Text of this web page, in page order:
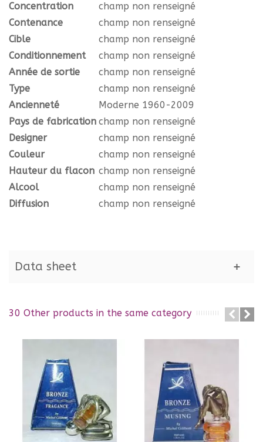
Concentration
champ non renseigné
Contenance
champ non renseigné
Cible
champ non renseigné
Conditionnement
champ non renseigné
Année de sortie
champ non renseigné
Type
champ non renseigné
Ancienneté
Moderne 1960-2009
Pays de fabrication champ non renseigné
Designer
champ non renseigné
Couleur
champ non renseigné
Hauteur du flacon champ non renseigné
Alcool
champ non renseigné
Diffusion
champ non renseigné
Data sheet
30 Other products in the same category